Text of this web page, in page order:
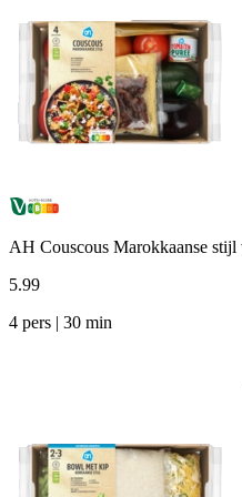
AH Couscous Marokkaanse stijl
5.99
4 pers | 30 min